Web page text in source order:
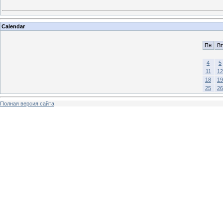
Calendar
Пн
Вт
4
5
11
12
18
19
25
26
Полная версия сайта